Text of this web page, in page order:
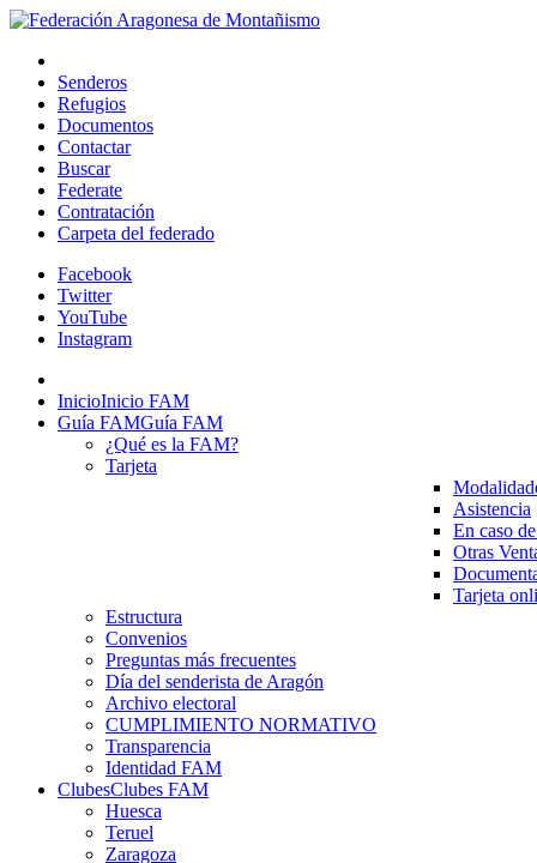
Senderos
Refugios
Documentos
Contactar
Buscar
Federate
Contratación
Carpeta del federado
Facebook
Twitter
YouTube
Instagram
InicioInicio FAM
Guía FAMGuía FAM
¿Qué es la FAM?
Tarjeta
Asistencia
En caso
Otras
Tarjeta
Estructura
Convenios
Preguntas más frecuentes
Día del senderista de Aragón
Archivo electoral
CUMPLIMIENTO NORMATIVO
Transparencia
Identidad FAM
ClubesClubes FAM
Huesca
Teruel
Zaragoza